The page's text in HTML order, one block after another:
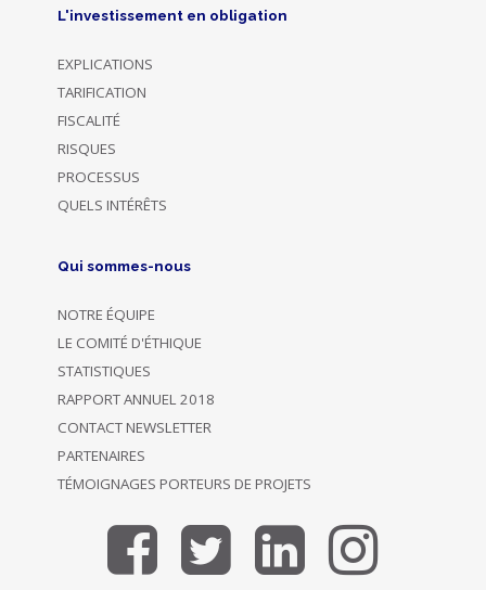
L'investissement en obligation
EXPLICATIONS
TARIFICATION
FISCALITÉ
RISQUES
PROCESSUS
QUELS INTÉRÊTS
Qui sommes-nous
NOTRE ÉQUIPE
LE COMITÉ D'ÉTHIQUE
STATISTIQUES
RAPPORT ANNUEL 2018
CONTACT NEWSLETTER
PARTENAIRES
TÉMOIGNAGES PORTEURS DE PROJETS